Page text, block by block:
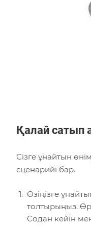
Қалай сатып
Сізге ұнайтын
сценарийі бар.
Өзіңізге
толтырыңыз.
Содан кейін